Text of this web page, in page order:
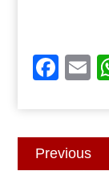
Post
navigation
Previous